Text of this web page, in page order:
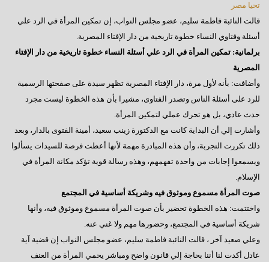
تحيا مصر
قالت النائبة فاطمة سليم، عضو مجلس النواب، إن تمكين المرأة في الرد علي
أسئلة وفتاوي النساء خطوة تاريخية من دار الإفتاء المصرية.
برلمانية: تمكين المرأة في الرد علي أسئلة النساء خطوة تاريخية من دار الإفتاء
المصرية
وأضافت: بأنه لأول مرة، دار الإفتاء المصرية تظهر سيدة على صفحتها الرسمية
للرد على أسئلة الناس وتصدر الفتاوى، مشيرا بأن هذه الخطوة ليست مجرد
حدث عادي، بل هو تحرك عملي لتمكين المرأة.
وأشارت إلي أن البداية كانت مع الدكتورة زينب سعيد، أمينة الفتوى بالدار، وبعد
ذلك تكررت التجربة، وأن هذه المبادرة مهمة لأنها أعطت فرصة للسيدات يسألوا
ويسمعوا إجابات من واحدة تفهمهم، وهذه رسالة قوية تؤكد مكانة المرأة في
الإسلام.
صوت المرأة مسموع وموثوق فيه وشريكة أساسية في المجتمع
واختتمت: هذه الخطوة تحضير بأن صوت المرأة مسموع وموثوق فيه، وأنها
شريكة أساسية في المجتمع، وحضورها مهم ولا غني عنه.
وعلي صعيد آخر ، قالت النائبة فاطمة سليم، عضو مجلس النواب إن قضية آية
عادل أكدت لنا أننا بحاجة إلي قانون واضح ومباشر يحمي المرأة من العنف